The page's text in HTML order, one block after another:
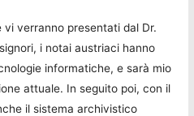
vi verranno presentati dal Dr.
i notai austriaci hanno
informatiche, e sarà mio
attuale. In seguito poi, con il
il sistema archivistico